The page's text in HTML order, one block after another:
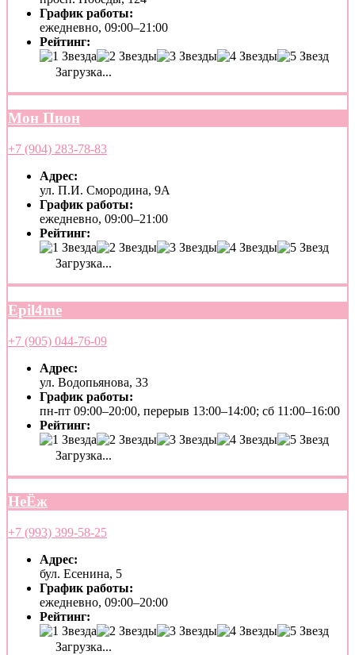
График работы:
ежедневно, 09:00–21:00
Рейтинг:
Загрузка...
Мон Пион
+7 (904) 283-78-83
Адрес:
ул. П.И. Смородина, 9А
График работы:
ежедневно, 09:00–21:00
Рейтинг:
Загрузка...
Epil4me
+7 (905) 044-76-09
Адрес:
ул. Водопьянова, 33
График работы:
пн-пт 09:00–20:00, перерыв 13:00–14:00; сб 11:00–16:00
Рейтинг:
Загрузка...
НеЁж
+7 (993) 399-58-25
Адрес:
бул. Есенина, 5
График работы:
ежедневно, 09:00–20:00
Рейтинг:
Загрузка...